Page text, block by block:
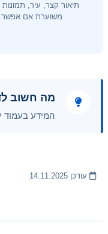
תיאור קצר, עיר, תמונות
משוערת אם אפשר.
מה חשוב
המידע בעמוד
עודכן 14.11.2025